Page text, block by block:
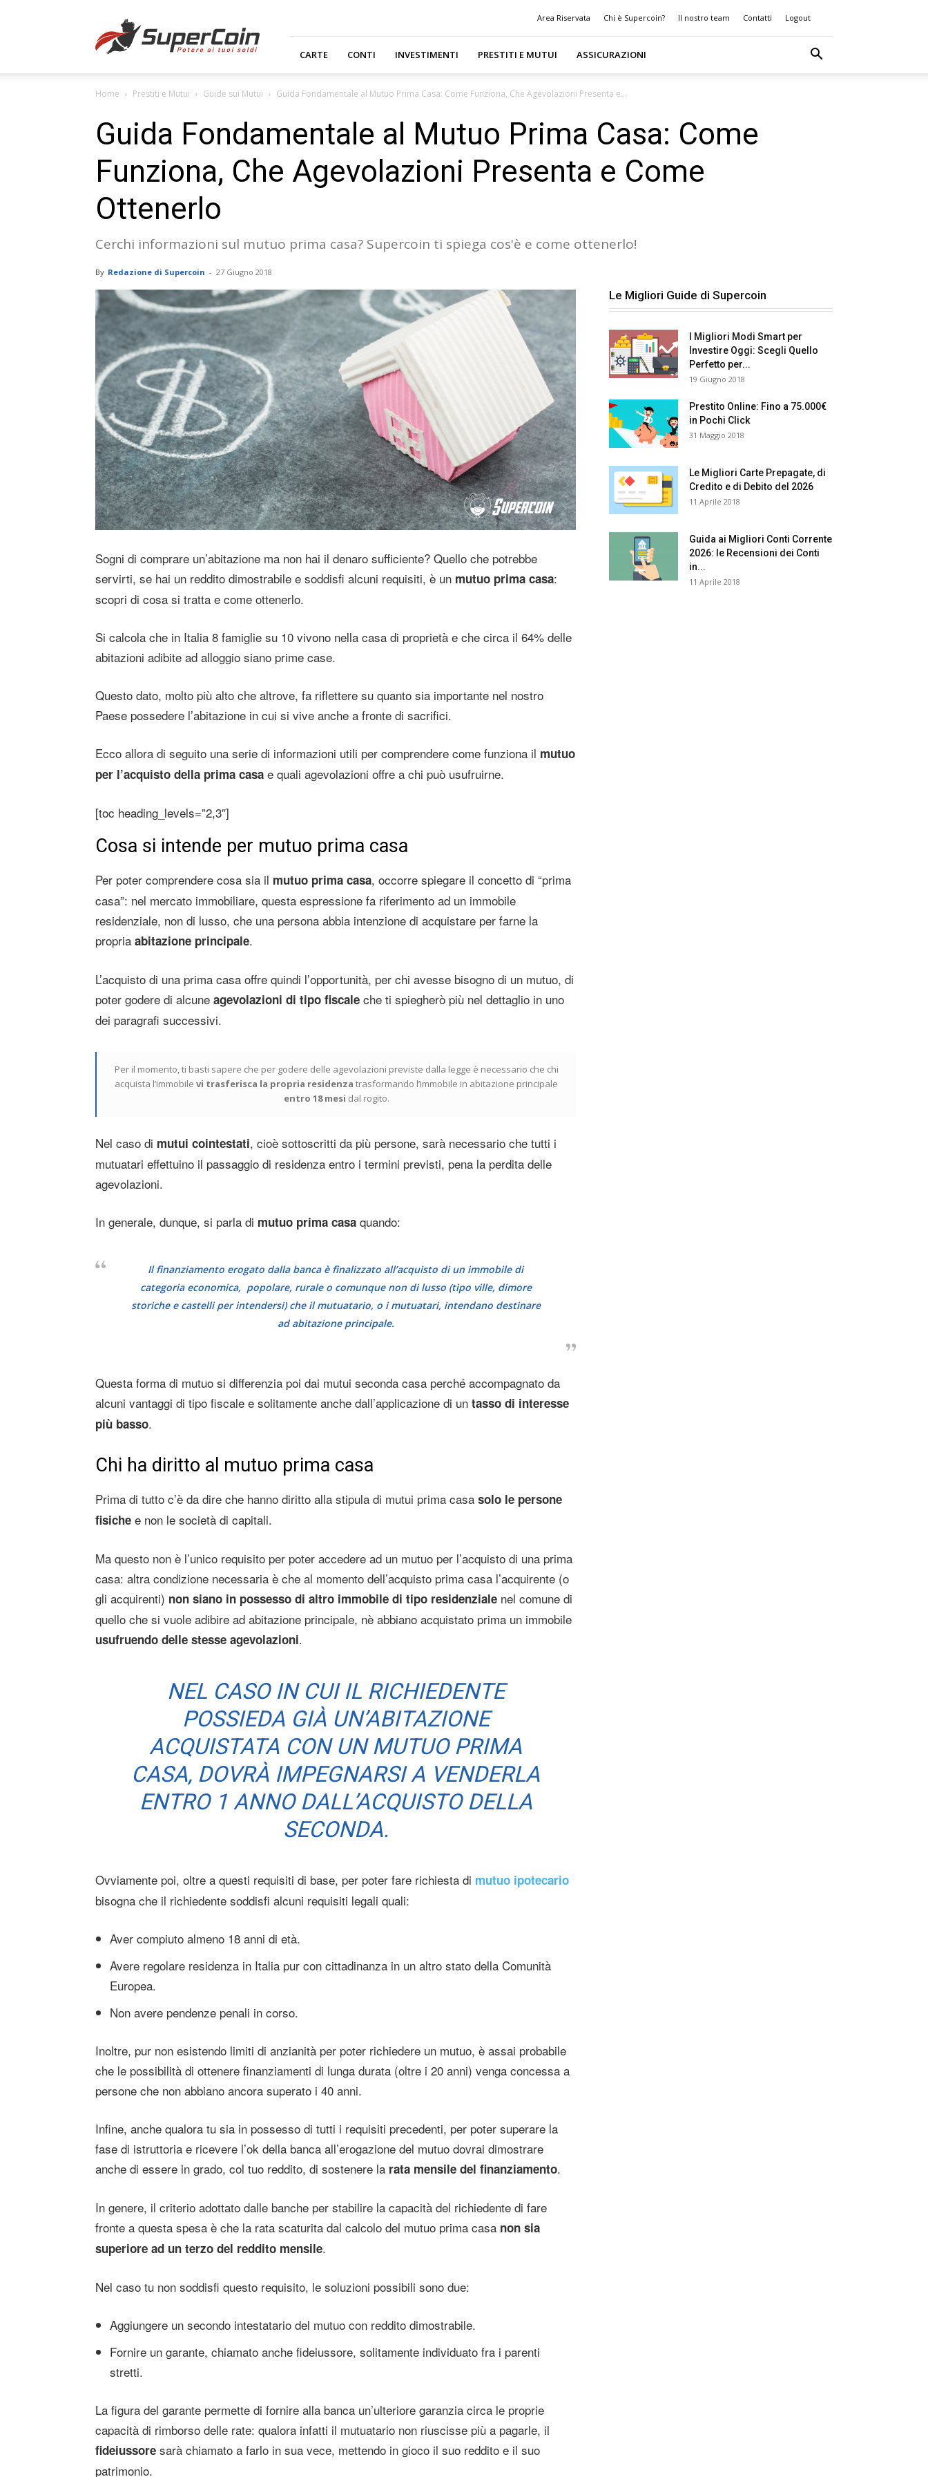
Area Riservata Chi è Supercoin? Il nostro team Contatti Logout
CARTE CONTI INVESTIMENTI PRESTITI E MUTUI ASSICURAZIONI
Home Prestiti e Mutui Guide sui Mutui Guida Fondamentale al Mutuo Prima Casa: Come Funziona, Che Agevolazioni Presenta e...
Guida Fondamentale al Mutuo Prima Casa: Come
Funziona, Che Agevolazioni Presenta e Come
Ottenerlo
Cerchi informazioni sul mutuo prima casa? Supercoin ti spiega cos'è e come ottenerlo!
By Redazione di Supercoin - 27 Giugno 2018
Sogni di comprare un’abitazione ma non hai il denaro sufficiente? Quello che potrebbe
servirti, se hai un reddito dimostrabile e soddisfi alcuni requisiti, è un mutuo prima casa:
scopri di cosa si tratta e come ottenerlo.
Si calcola che in Italia 8 famiglie su 10 vivono nella casa di proprietà e che circa il 64% delle
abitazioni adibite ad alloggio siano prime case.
Questo dato, molto più alto che altrove, fa riflettere su quanto sia importante nel nostro
Paese possedere l’abitazione in cui si vive anche a fronte di sacrifici.
Ecco allora di seguito una serie di informazioni utili per comprendere come funziona il mutuo
per l’acquisto della prima casa e quali agevolazioni offre a chi può usufruirne.
[toc heading_levels=”2,3″]
Cosa si intende per mutuo prima casa
Per poter comprendere cosa sia il mutuo prima casa, occorre spiegare il concetto di “prima
casa”: nel mercato immobiliare, questa espressione fa riferimento ad un immobile
residenziale, non di lusso, che una persona abbia intenzione di acquistare per farne la
propria abitazione principale.
L’acquisto di una prima casa offre quindi l’opportunità, per chi avesse bisogno di un mutuo, di
poter godere di alcune agevolazioni di tipo fiscale che ti spiegherò più nel dettaglio in uno
dei paragrafi successivi.
Per il momento, ti basti sapere che per godere delle agevolazioni previste dalla legge è necessario che chi
acquista l’immobile vi trasferisca la propria residenza trasformando l’immobile in abitazione principale
entro 18 mesi dal rogito.
Nel caso di mutui cointestati, cioè sottoscritti da più persone, sarà necessario che tutti i
mutuatari effettuino il passaggio di residenza entro i termini previsti, pena la perdita delle
agevolazioni.
In generale, dunque, si parla di mutuo prima casa quando:
Il finanziamento erogato dalla banca è finalizzato all’acquisto di un immobile di
categoria economica, popolare, rurale o comunque non di lusso (tipo ville, dimore
storiche e castelli per intendersi) che il mutuatario, o i mutuatari, intendano destinare
ad abitazione principale.
Questa forma di mutuo si differenzia poi dai mutui seconda casa perché accompagnato da
alcuni vantaggi di tipo fiscale e solitamente anche dall’applicazione di un tasso di interesse
più basso.
Chi ha diritto al mutuo prima casa
Prima di tutto c’è da dire che hanno diritto alla stipula di mutui prima casa solo le persone
fisiche e non le società di capitali.
Ma questo non è l’unico requisito per poter accedere ad un mutuo per l’acquisto di una prima
casa: altra condizione necessaria è che al momento dell’acquisto prima casa l’acquirente (o
gli acquirenti) non siano in possesso di altro immobile di tipo residenziale nel comune di
quello che si vuole adibire ad abitazione principale, nè abbiano acquistato prima un immobile
usufruendo delle stesse agevolazioni.
NEL CASO IN CUI IL RICHIEDENTE
POSSIEDA GIÀ UN’ABITAZIONE
ACQUISTATA CON UN MUTUO PRIMA
CASA, DOVRÀ IMPEGNARSI A VENDERLA
ENTRO 1 ANNO DALL’ACQUISTO DELLA
SECONDA.
Ovviamente poi, oltre a questi requisiti di base, per poter fare richiesta di mutuo ipotecario
bisogna che il richiedente soddisfi alcuni requisiti legali quali:
Aver compiuto almeno 18 anni di età.
Avere regolare residenza in Italia pur con cittadinanza in un altro stato della Comunità
Europea.
Non avere pendenze penali in corso.
Inoltre, pur non esistendo limiti di anzianità per poter richiedere un mutuo, è assai probabile
che le possibilità di ottenere finanziamenti di lunga durata (oltre i 20 anni) venga concessa a
persone che non abbiano ancora superato i 40 anni.
Infine, anche qualora tu sia in possesso di tutti i requisiti precedenti, per poter superare la
fase di istruttoria e ricevere l’ok della banca all’erogazione del mutuo dovrai dimostrare
anche di essere in grado, col tuo reddito, di sostenere la rata mensile del finanziamento.
In genere, il criterio adottato dalle banche per stabilire la capacità del richiedente di fare
fronte a questa spesa è che la rata scaturita dal calcolo del mutuo prima casa non sia
superiore ad un terzo del reddito mensile.
Nel caso tu non soddisfi questo requisito, le soluzioni possibili sono due:
Aggiungere un secondo intestatario del mutuo con reddito dimostrabile.
Fornire un garante, chiamato anche fideiussore, solitamente individuato fra i parenti
stretti.
La figura del garante permette di fornire alla banca un’ulteriore garanzia circa le proprie
capacità di rimborso delle rate: qualora infatti il mutuatario non riuscisse più a pagarle, il
fideiussore sarà chiamato a farlo in sua vece, mettendo in gioco il suo reddito e il suo
patrimonio.
Le Migliori Guide di Supercoin
I Migliori Modi Smart per
Investire Oggi: Scegli Quello
Perfetto per...
19 Giugno 2018
Prestito Online: Fino a 75.000€
in Pochi Click
31 Maggio 2018
Le Migliori Carte Prepagate, di
Credito e di Debito del 2026
11 Aprile 2018
Guida ai Migliori Conti Corrente
2026: le Recensioni dei Conti
in...
11 Aprile 2018